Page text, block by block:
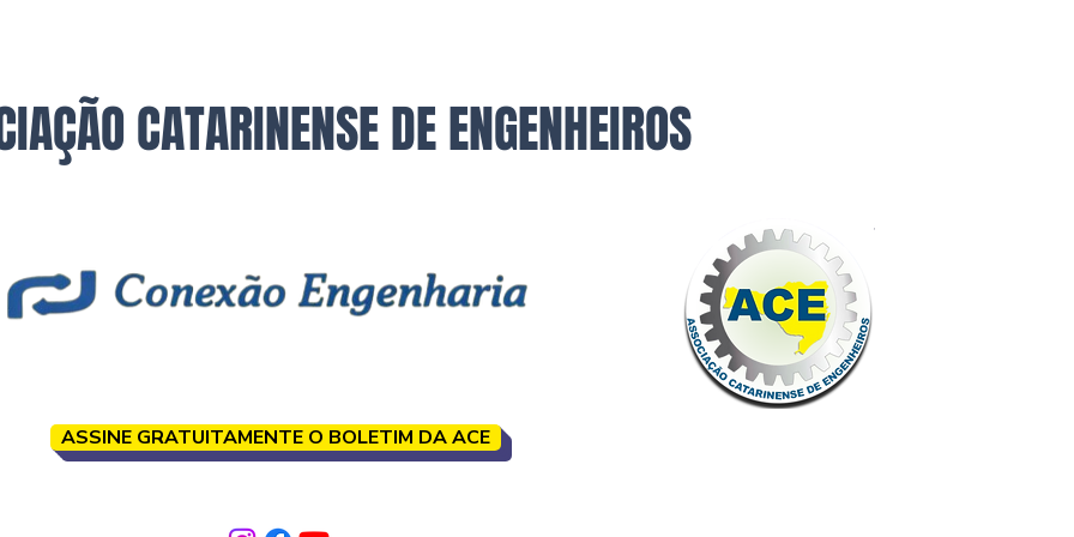
CATARINENSE DE ENGENHEIROS
ASSINE GRATUITAMENTE O BOLETIM DA ACE